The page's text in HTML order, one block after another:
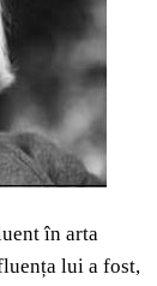
în arta
lui a fost,